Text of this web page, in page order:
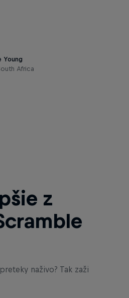
Young
Africa
z
naživo? Tak zaži